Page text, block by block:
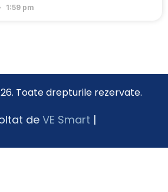
1:59 pm
Toate drepturile rezervate.
deVE Smart |